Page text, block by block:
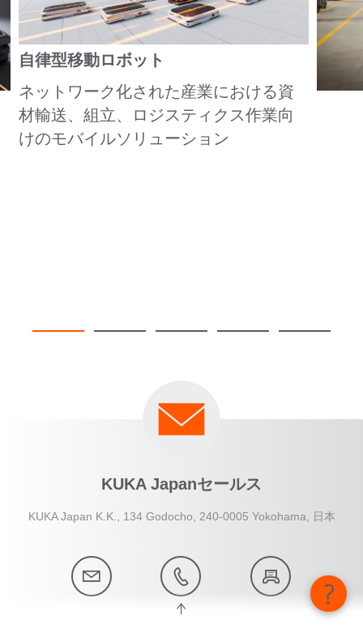
自律型移動ロボット
ネットワーク化された産業における資
材輸送、組立、ロジスティクス作業向
けのモバイルソリューション
KUKA Japanセールス
KUKA Japan K.K., 134 Godocho, 240-0005 Yokohama, 日本